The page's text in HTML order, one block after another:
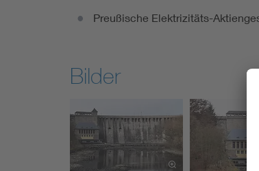
Preußische Elektrizitäts-
Bilder